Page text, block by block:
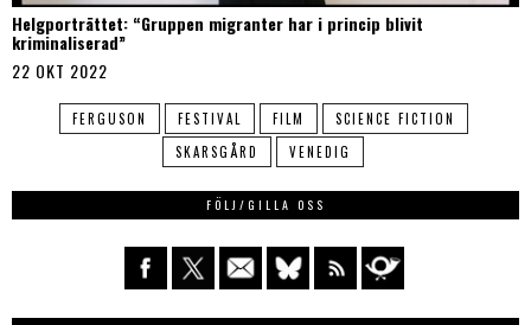
Helgporträttet: “Gruppen migranter har i princip blivit
kriminaliserad”
22 OKT 2022
FERGUSON FESTIVAL FILM
SCIENCE FICTION
SKARSGÅRD
VENEDIG
FÖLJ/GILLA OSS